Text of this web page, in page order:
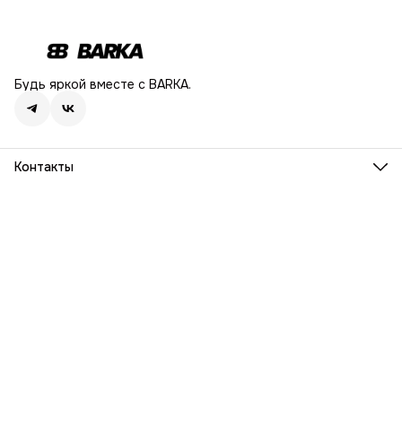
Будь яркой вместе с BARKA.
Контакты